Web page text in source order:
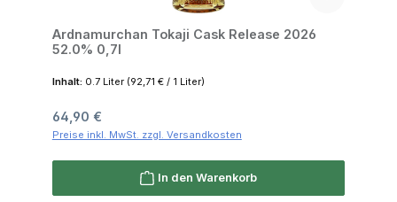
Ardnamurchan Tokaji Cask Release 2026
52.0% 0,7l
Inhalt: 0.7 Liter (92,71 € / 1 Liter)
Regulärer Preis:
64,90 €
Preise inkl. MwSt. zzgl. Versandkosten
In den Warenkorb